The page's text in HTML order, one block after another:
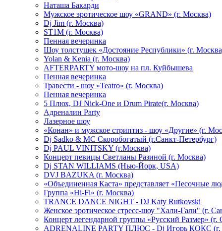
Hаташа Бакарди
Мужское эротическое шоу «GRAND» (г. Москва)
Dj Jim (г. Москва)
ST1M (г. Москва)
Пенная вечеринка
Шоу толстушек «Достояние Республики» (г.
Yolan & Kenia (г. Москва)
AFTERPARTY мото-шоу на пл. Куйбышева
Пенная вечеринка
Травести - шоу «Teatro» (г. Москва)
Пенная вечеринка
5 Плюх, DJ Nick-One и Drum Pirate(г. Москва)
Адреналин Party
Лазерное шоу
«Конан» и мужское стриптиз - шоу «Другие» (г.
Dj Sadko & МС Скоробогатый (г.Санкт-Петербург)
Dj PAUL VINITSKY (г.Москва)
Концерт певицы Светланы Разиной (г. Москва)
Dj STAN WILLIAMS (Нью-Йорк, USA)
DVJ BAZUKA (г. Москва)
«Объединенная Каста» представляет «Песочные
Группа «Hi-Fi» (г. Москва)
TRANCE DANCE NIGHT - DJ Katy Rutkovski
Женское эротическое стресс-шоу "Хали-Гали" (г.
Концерт легендарной группы «Русский Размер» (г.
ADRENALINE PARTY ПЛЮС - Dj Игорь КОКС (г.